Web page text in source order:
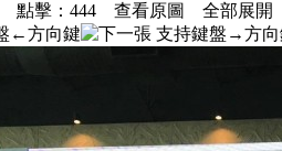
點擊： 444 查看原圖 全部展開